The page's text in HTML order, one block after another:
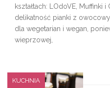
kształtach: LOdoVE, Muffinki
delikatność pianki z
dla wegetarian i wegan,
wieprzowej,
KUCHNIA